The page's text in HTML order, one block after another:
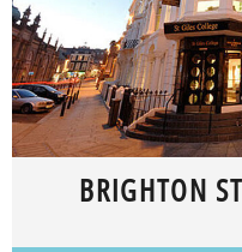
BRIGHTON